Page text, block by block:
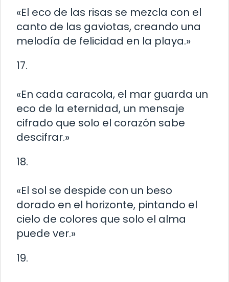
«El eco de las risas se mezcla con el
canto de las gaviotas, creando una
melodía de felicidad en la playa.»
17.
«En cada caracola, el mar guarda un
eco de la eternidad, un mensaje
cifrado que solo el corazón sabe
descifrar.»
18.
«El sol se despide con un beso
dorado en el horizonte, pintando el
cielo de colores que solo el alma
puede ver.»
19.